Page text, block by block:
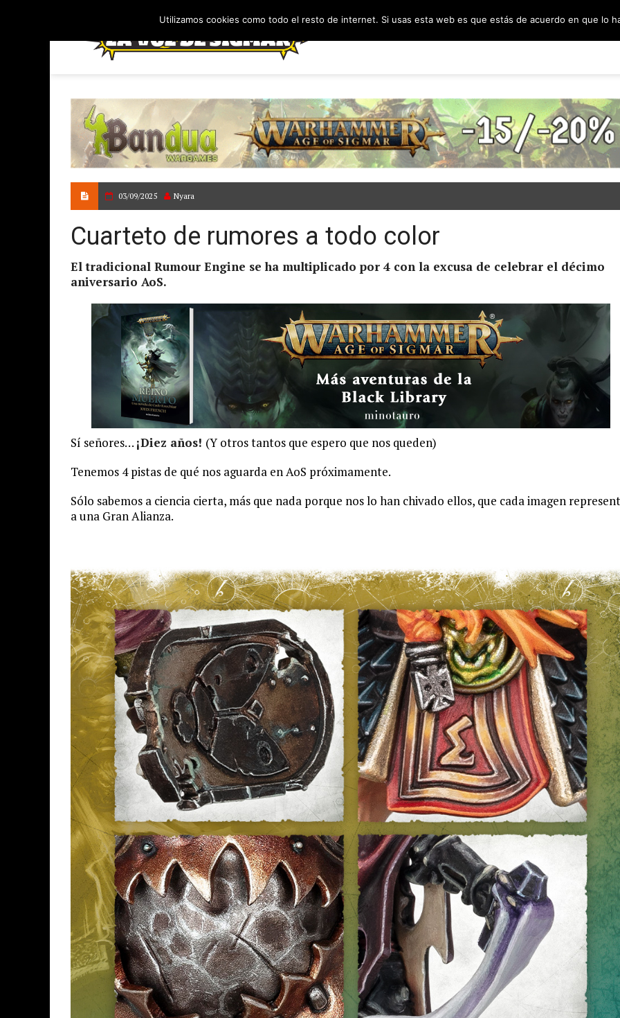
03/09/2025 Nyara
Cuarteto de rumores a todo color
El tradicional Rumour Engine se ha multiplicado por 4 con la excusa de celebrar el décimo
aniversario AoS.
Sí señores… ¡Diez años! (Y otros tantos que espero que nos queden)
Tenemos 4 pistas de qué nos aguarda en AoS próximamente.
Sólo sabemos a ciencia cierta, más que nada porque nos lo han chivado ellos, que cada imagen
a una Gran Alianza.
Utilizamos cookies como todo el resto de internet. Si usas esta web es que estás de acuerdo en que lo